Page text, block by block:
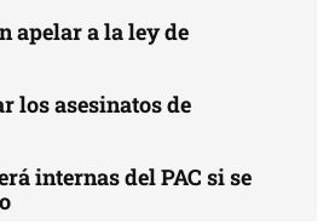
apelar a la ley de
los asesinatos de
internas del PAC si se